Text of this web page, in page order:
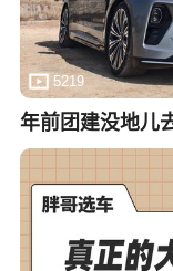
5219
年前团建没地儿